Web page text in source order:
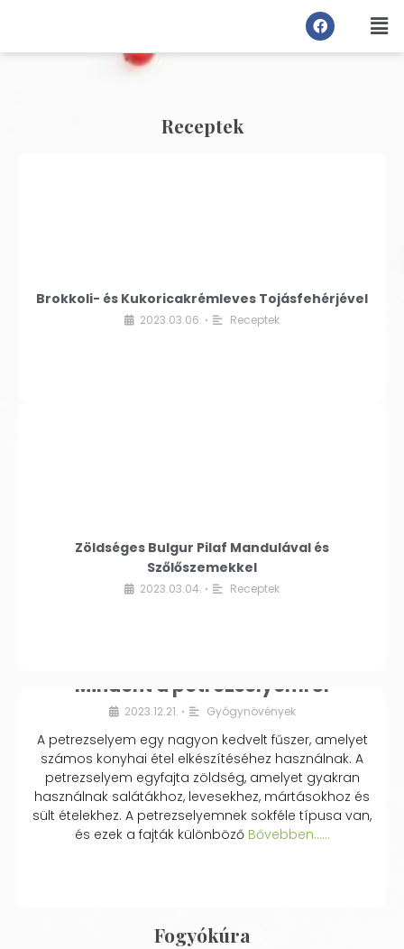
Receptek
Brokkoli- és Kukoricakrémleves Tojásfehérjével
2023.03.06. • Receptek
Zöldséges Bulgur Pilaf Mandulával és
Szőlőszemekkel
2023.03.04. • Receptek
Mindent a petrezselyemről
2023.12.21. • Gyógynövények
A petrezselyem egy nagyon kedvelt fűszer, amelyet
számos konyhai étel elkészítéséhez használnak. A
petrezselyem egyfajta zöldség, amelyet gyakran
használnak salátákhoz, levesekhez, mártásokhoz és
sült ételekhez. A petrezselyemnek sokféle típusa van,
és ezek a fajták különbözőBővebben...…
Fogyókúra